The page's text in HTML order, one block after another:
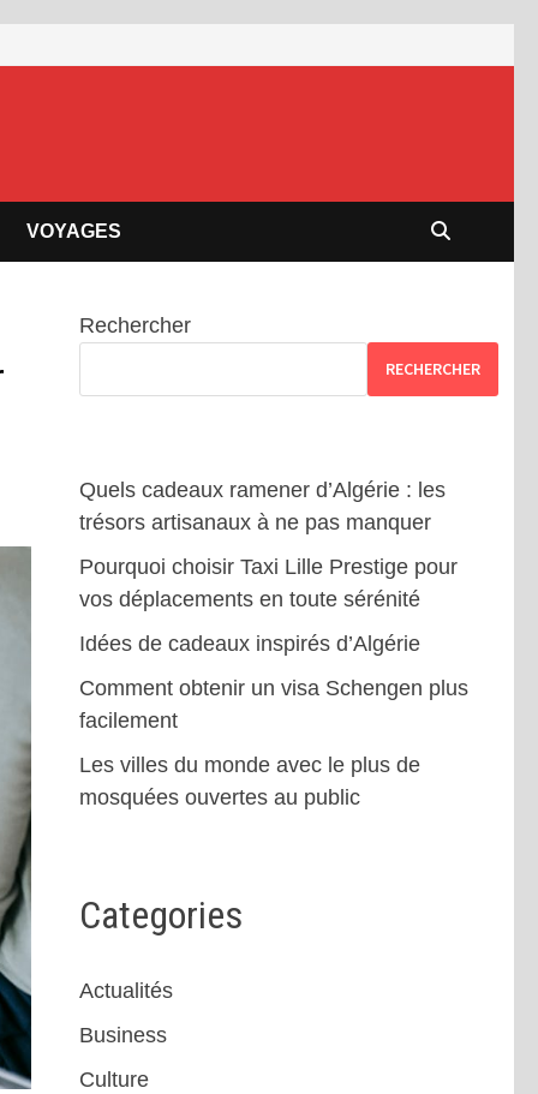
VOYAGES
Rechercher
RECHERCHER
Quels cadeaux ramener d’Algérie : les
trésors artisanaux à ne pas manquer
Pourquoi choisir Taxi Lille Prestige pour
vos déplacements en toute sérénité
Idées de cadeaux inspirés d’Algérie
Comment obtenir un visa Schengen plus
facilement
Les villes du monde avec le plus de
mosquées ouvertes au public
Categories
Actualités
Business
Culture